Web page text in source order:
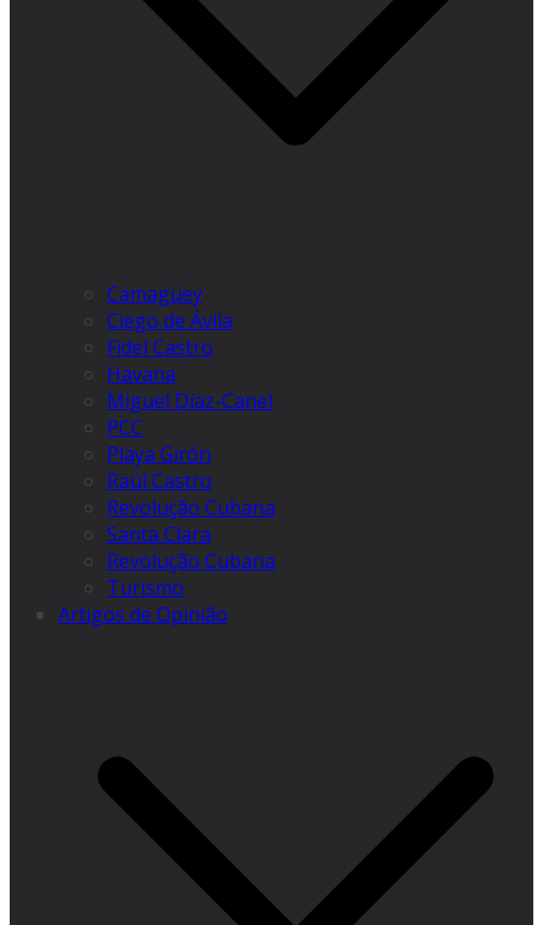
Camagüey
Ciego de Ávila
Fidel Castro
Havana
Miguel Díaz-Canel
PCC
Playa Girón
Raúl Castro
Revolução Cubana
Santa Clara
Revolução Cubana
Turismo
Artigos de Opinião